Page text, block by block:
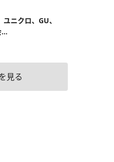
ニクロ、GU、
見る